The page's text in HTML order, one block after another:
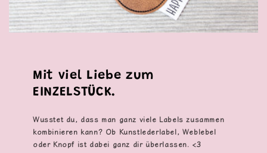
Mit viel Liebe zum
EINZELSTÜCK.
Wusstet du, dass man ganz viele Labels zusammen
kombinieren kann? Ob Kunstlederlabel, Weblebel
oder Knopf ist dabei ganz dir überlassen. <3